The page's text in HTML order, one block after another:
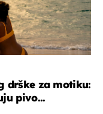
drške za motiku:
pivo...